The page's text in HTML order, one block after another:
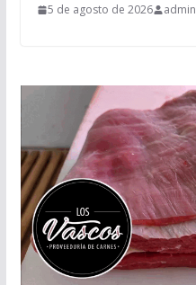
5 de agosto de 2026 admin